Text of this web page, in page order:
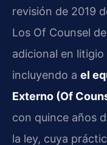
revisión de 2019
Los Of Counsel
adicional en
incluyendo a el
Externo (Of
con quince años
la ley, cuya